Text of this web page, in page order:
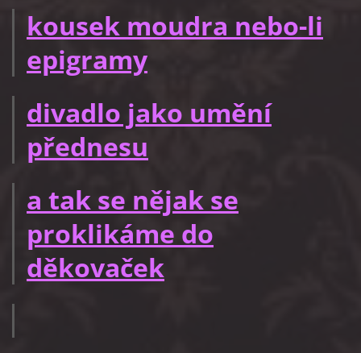
kousek moudra nebo-li
epigramy
divadlo jako umění
přednesu
a tak se nějak se
proklikáme do
děkovaček